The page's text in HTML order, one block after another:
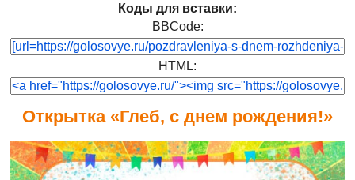
Коды для вставки:
BBCode:
HTML:
Открытка «Глеб, с днем рождения!»